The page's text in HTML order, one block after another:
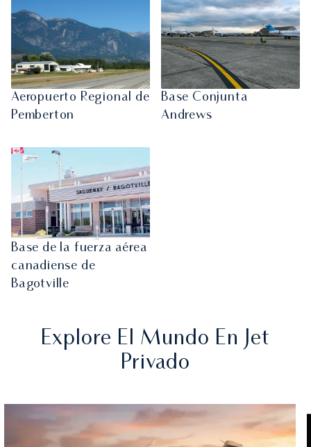
Aeropuerto Regional de
Pemberton
Base Conjunta
Andrews
Base de la fuerza aérea
canadiense de
Bagotville
Explore El Mundo En Jet
Privado